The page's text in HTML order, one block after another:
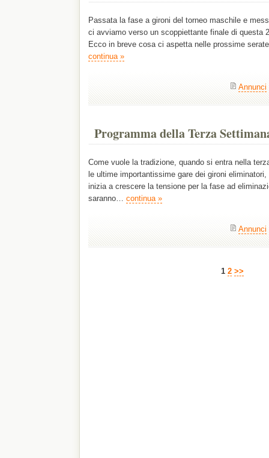
Passata la fase a gironi del torneo maschile e
ci avviamo verso un scoppiettante finale di questa
Ecco in breve cosa ci aspetta nelle prossime
continua »
Annunci
Programma della Terza
Come vuole la tradizione, quando si entra nella
le ultime importantissime gare dei gironi
inizia a crescere la tensione per la fase ad
saranno… continua »
Annunci
1 2 >>